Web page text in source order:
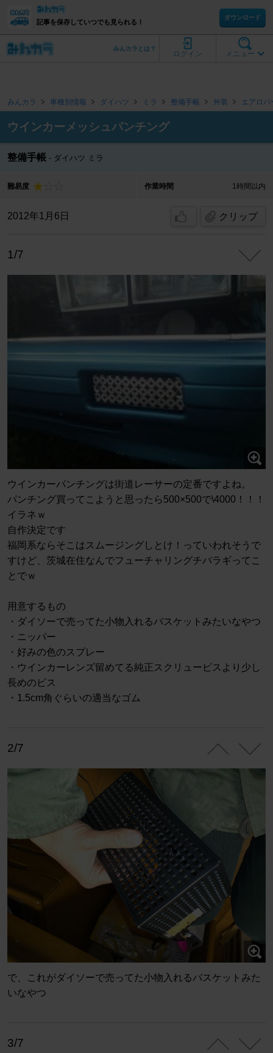
記事を保存していつでも見られる！
ダウンロード
メニュー
ログイン
みんカラとは？
みんカラ 車種別情報 ダイハツ ミラ 整備手帳 外装 エアロパ
ウインカーメッシュパンチング
整備手帳 ダイハツ ミラ
難易度 作業時間 1時間以内
2012年1月6日 クリップ
1/7
ウインカーパンチングは街道レーサーの定番ですよね。
パンチング買ってこようと思ったら500×500で\4000！！！
イラネｗ
自作決定です
福岡系ならそこはスムージングしとけ！っていわれそうで
すけど、茨城在住なんでフューチャリングチバラギってこ
とでｗ
用意するもの
・ダイソーで売ってた小物入れるバスケットみたいなやつ
・ニッパー
・好みの色のスプレー
・ウインカーレンズ留めてる純正スクリュービスより少し
長めのビス
・1.5cm角ぐらいの適当なゴム
2/7
で、これがダイソーで売ってた小物入れるバスケットみた
いなやつ
3/7